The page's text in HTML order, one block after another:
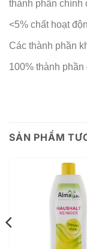
thành phần chính
<5% chất hoạt
Các thành phần
100% thành
SẢN PHẨM